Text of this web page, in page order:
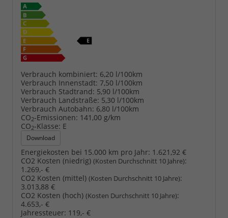
Verbrauch kombiniert: 6,20 l/100km
Verbrauch Innenstadt: 7,50 l/100km
Verbrauch Stadtrand: 5,90 l/100km
Verbrauch Landstraße: 5,30 l/100km
Verbrauch Autobahn: 6,80 l/100km
CO2-Emissionen: 141,00 g/km
CO2-Klasse: E
Download
Energiekosten bei 15.000 km pro Jahr: 1.621,92 €
CO2 Kosten (niedrig) (Kosten Durchschnitt 10 Jahre):
1.269,- €
CO2 Kosten (mittel) (Kosten Durchschnitt 10 Jahre):
3.013,88 €
CO2 Kosten (hoch) (Kosten Durchschnitt 10 Jahre):
4.653,- €
Jahressteuer: 119,- €